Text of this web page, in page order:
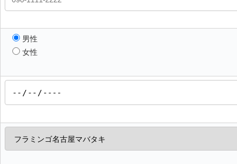
男性
女性